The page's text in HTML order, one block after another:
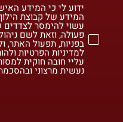
ידוע לי כי המידע
המידע של קבוצת
עשוי להימסר
פעולה, וזאת לשם
בפניות, תפעול האתר,
למדיניות הפרטיות
עליי חובה חוקית
נעשית מרצוני